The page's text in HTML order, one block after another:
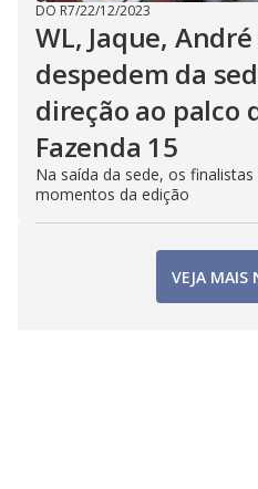
DO R7/22/12/2023
WL, Jaque,
despedem da
direção ao palco
Fazenda 15
Na saída da sede, os
momentos da edição
VEJA MAIS